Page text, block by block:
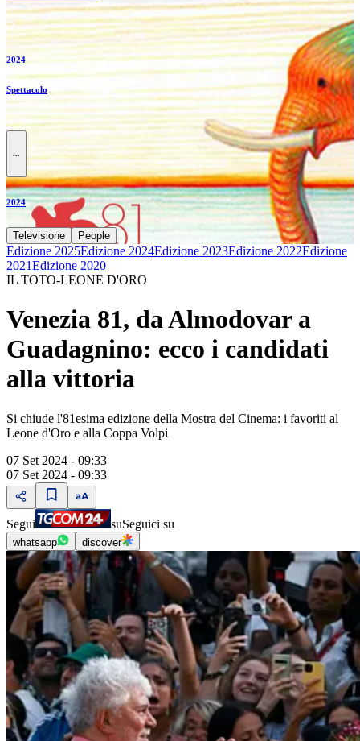
2024
Spettacolo
2024
Televisione People
Edizione 2025Edizione 2024Edizione 2023Edizione 2022Edizione
2021Edizione 2020
IL TOTO-LEONE D'ORO
Venezia 81, da Almodovar a
Guadagnino: ecco i candidati
alla vittoria
Si chiude l'81esima edizione della Mostra del Cinema: i favoriti al
Leone d'Oro e alla Coppa Volpi
07 Set 2024 - 09:33
07 Set 2024 - 09:33
Segui suSeguici su
whatsapp discover